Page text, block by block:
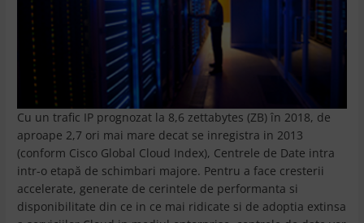
Cu un trafic IP prognozat la 8,6 zettabytes (ZB) în 2018, de
aproape 2,7 ori mai mare decat se inregistra in 2013
(conform Cisco Global Cloud Index), Centrele de Date intra
intr-o etapă de schimbari majore. Pentru a face cresterii
accelerate, generate de cerintele de performanta si
disponibilitate din ce in ce mai ridicate si de adoptia extinsa